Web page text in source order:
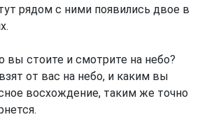
рядом с ними появились двое в
вы стоите и смотрите на небо?
от вас на небо, и каким вы
восхождение, таким же точно